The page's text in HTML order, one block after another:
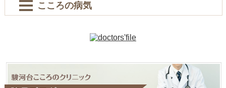
こころの病気